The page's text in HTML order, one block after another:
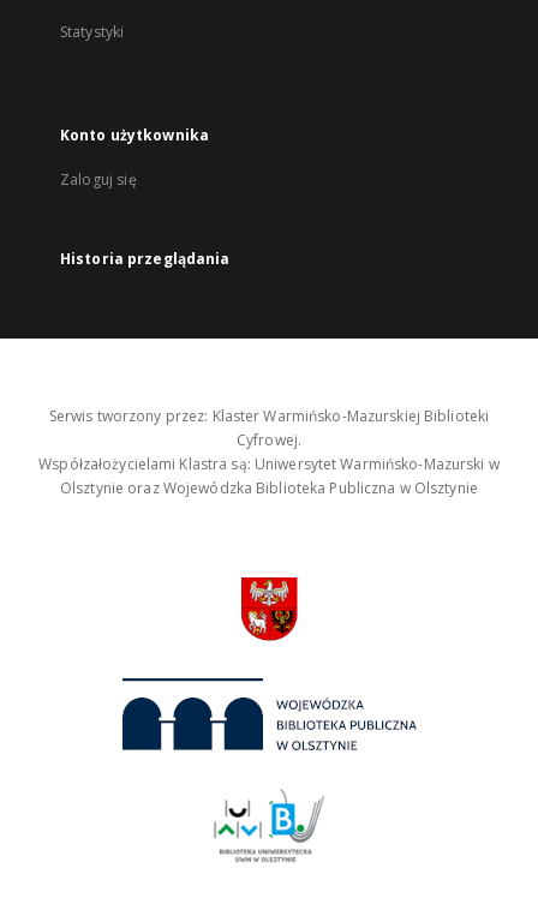
Statystyki
Konto użytkownika
Zaloguj się
Historia przeglądania
Serwis tworzony przez: Klaster Warmińsko-Mazurskiej Biblioteki
Cyfrowej.
Współzałożycielami Klastra są: Uniwersytet Warmińsko-Mazurski w
Olsztynie oraz Wojewódzka Biblioteka Publiczna w Olsztynie